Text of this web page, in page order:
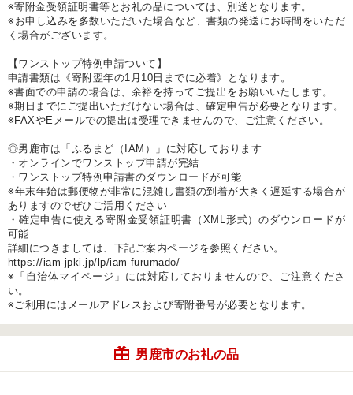
※寄附金受領証明書等とお礼の品については、別送となります。
※お申し込みを多数いただいた場合など、書類の発送にお時間をいただ
く場合がございます。
【ワンストップ特例申請ついて】
申請書類は《寄附翌年の1月10日までに必着》となります。
※書面での申請の場合は、余裕を持ってご提出をお願いいたします。
※期日までにご提出いただけない場合は、確定申告が必要となります。
※FAXやEメールでの提出は受理できませんので、ご注意ください。
◎男鹿市は「ふるまど（IAM）」に対応しております
・オンラインでワンストップ申請が完結
・ワンストップ特例申請書のダウンロードが可能
※年末年始は郵便物が非常に混雑し書類の到着が大きく遅延する場合が
ありますのでぜひご活用ください
・確定申告に使える寄附金受領証明書（XML形式）のダウンロードが
可能
詳細につきましては、下記ご案内ページを参照ください。
https://iam-jpki.jp/lp/iam-furumado/
※「自治体マイページ」には対応しておりませんので、ご注意くださ
い。
※ご利用にはメールアドレスおよび寄附番号が必要となります。
男鹿市のお礼の品